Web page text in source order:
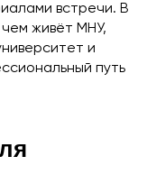
встречи. В
чем живёт МНУ,
и
путь